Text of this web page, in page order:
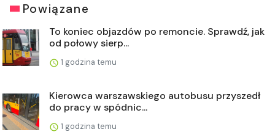
Powiązane
To koniec objazdów po remoncie. Sprawdź, jak
od połowy sierp...
1 godzina temu
Kierowca warszawskiego autobusu przyszedł
do pracy w spódnic...
1 godzina temu